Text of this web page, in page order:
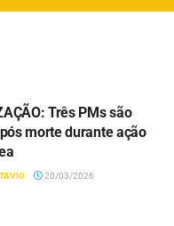
Três PMs são
morte durante ação
20/03/2026